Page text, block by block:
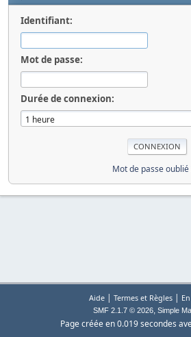
Identifiant:
Mot de passe:
Durée de connexion:
Mot de passe oublié
Aide| Termes et Règles|
SMF 2.1.7 © 2026, Simple
Page créée en 0.019 secondes